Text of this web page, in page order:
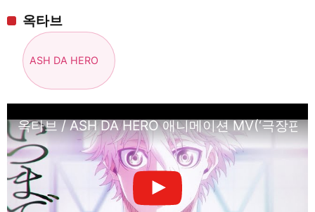
옥타브
ASH DA HERO
옥타브 / ASH DA HERO 애니메이션 MV(‘극장판